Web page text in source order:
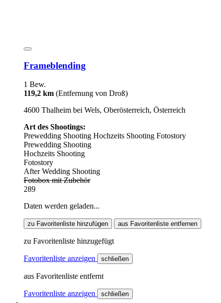
Frameblending
1 Bew.
119,2 km (Entfernung von Droß)
4600 Thalheim bei Wels, Oberösterreich, Österreich
Art des Shootings:
Prewedding Shooting Hochzeits Shooting Fotostory
Prewedding Shooting
Hochzeits Shooting
Fotostory
After Wedding Shooting
Fotobox mit Zubehör
289
Daten werden geladen...
zu Favoritenliste hinzufügen aus Favoritenliste entfernen
zu Favoritenliste hinzugefügt
Favoritenliste anzeigen schließen
aus Favoritenliste entfernt
Favoritenliste anzeigen schließen